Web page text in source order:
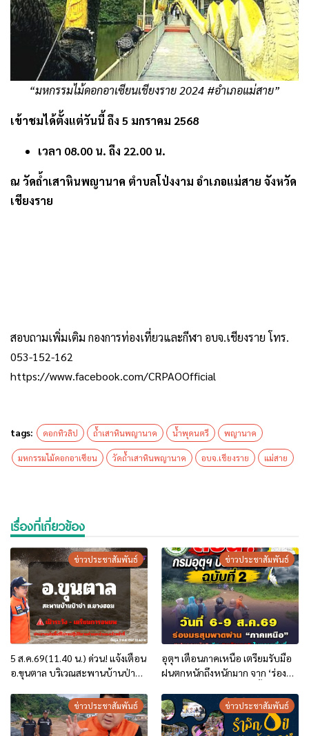
“มหกรรมไม้ดอกอาเซียนเชียงราย 2024 #อำเภอแม่สาย”
เข้าชมได้ตั้งแต่วันนี้ ถึง 5 มกราคม 2568
เวลา 08.00 น. ถึง 22.00 น.
ณ วัดถ้ำเสาหินพญานาค ตำบลโป่งงาม อำเภอแม่สาย จังหวัด
เชียงราย
สอบถามเพิ่มเติม กองการท่องเที่ยวและกีฬา อบจ.เชียงราย โทร.
053-152-162
https://www.facebook.com/CRPAOOfficial
tags: ดอกทิวลิป ถ้ำเสาหินพญานาค น้ำพุดนตรี พญานาค
มหกรรมไม้ดอกอาเซียน วัดถ้ำเสาหินพญานาค อบจ.เชียงราย แม่สาย
เรื่องที่เกี่ยวข้อง
ข่าวประชาสัมพันธ์
5 ส.ค.69(11.40 น.) ด่วน! แจ้งเตือน
อ.ขุนตาล บริเวณสะพานบ้านป่าข่า
อพยพ”
ข่าวประชาสัมพันธ์
อุตุฯ เตือนภาคเหนือ เตรียมรับมือ
ฝนตกหนักถึงหนักมาก จาก ‘ร่อง
ข่าวประชาสัมพันธ์ ข่าวประชาสัมพันธ์